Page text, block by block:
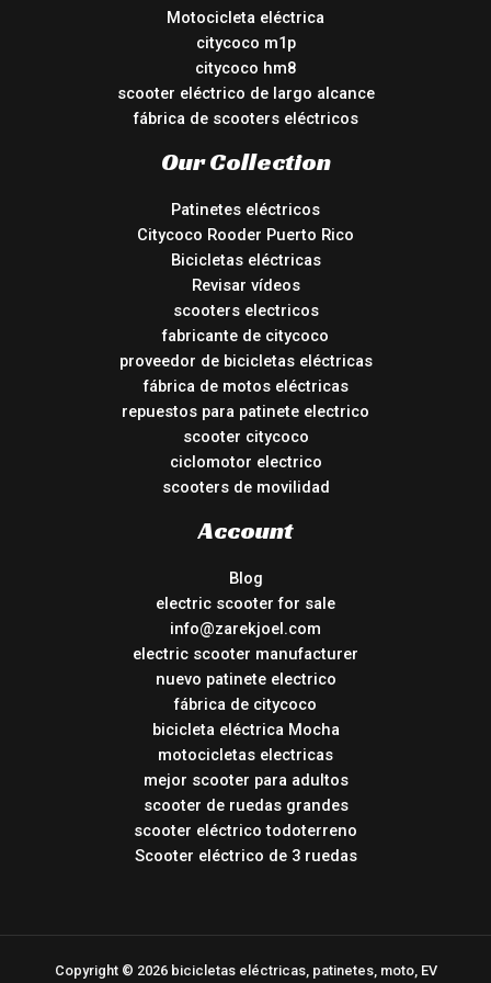
Motocicleta eléctrica
citycoco m1p
citycoco hm8
scooter eléctrico de largo alcance
fábrica de scooters eléctricos
Our Collection
Patinetes eléctricos
Citycoco Rooder Puerto Rico
Bicicletas eléctricas
Revisar vídeos
scooters electricos
fabricante de citycoco
proveedor de bicicletas eléctricas
fábrica de motos eléctricas
repuestos para patinete electrico
scooter citycoco
ciclomotor electrico
scooters de movilidad
Account
Blog
electric scooter for sale
info@zarekjoel.com
electric scooter manufacturer
nuevo patinete electrico
fábrica de citycoco
bicicleta eléctrica Mocha
motocicletas electricas
mejor scooter para adultos
scooter de ruedas grandes
scooter eléctrico todoterreno
Scooter eléctrico de 3 ruedas
Copyright © 2026 bicicletas eléctricas, patinetes, moto, EV